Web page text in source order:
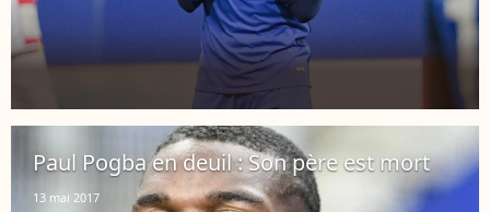
Paul Pogba en deuil : Son père est mort
13 mai 2017